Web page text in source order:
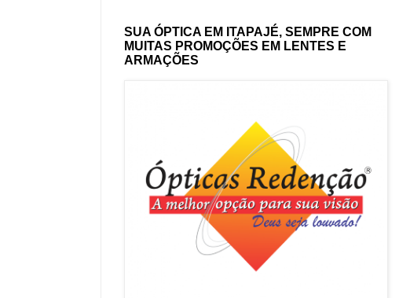
SUA ÓPTICA EM ITAPAJÉ, SEMPRE COM
MUITAS PROMOÇÕES EM LENTES E
ARMAÇÕES